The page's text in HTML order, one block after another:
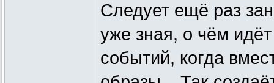
Следует ещё раз
уже зная, о чём
событий, когда